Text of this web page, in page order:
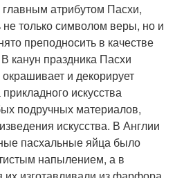
Яйцо в технике
атрибутом Пасхи,
не только символом веры, но и
преподносить в качестве
канун праздника Пасхи
и декорирует
искусства
подручных материалов,
искусства. В Англии
пасхальные яйца было
напылением, а в